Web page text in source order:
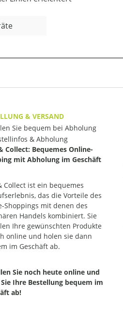
& VERSAND
Sie bequem bei Abholung
& Abholung
Collect: Bequemes Online-
mit Abholung im Geschäft
Collect ist ein bequemes
das die Vorteile des
Shoppings mit denen des
Handels kombiniert. Sie
Ihre gewünschten Produkte
online und holen sie dann
im Geschäft ab.
Sie noch heute online und
Ihre Bestellung bequem im
ab!